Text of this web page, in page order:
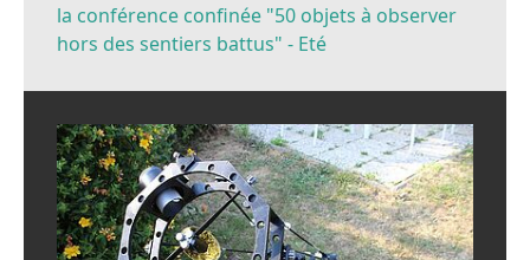
la conférence confinée "50 objets à observer
hors des sentiers battus" - Eté